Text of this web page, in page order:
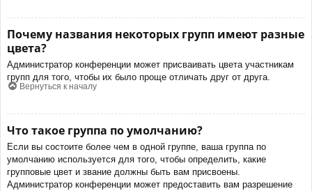
Почему названия некоторых групп имеют разные
цвета?
Администратор конференции может присваивать цвета участникам
групп для того, чтобы их было проще отличать друг от друга.
Вернуться к началу
Что такое группа по умолчанию?
Если вы состоите более чем в одной группе, ваша группа по
умолчанию используется для того, чтобы определить, какие
групповые цвет и звание должны быть вам присвоены.
Администратор конференции может предоставить вам разрешение